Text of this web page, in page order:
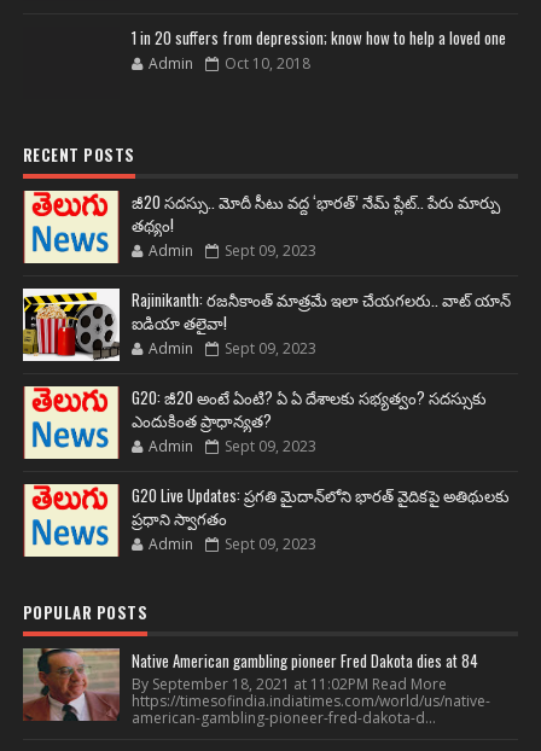
1 in 20 suffers from depression; know how to help a loved one
Admin Oct 10, 2018
RECENT POSTS
జీ20 సదస్సు.. మోదీ సీటు వద్ద ‘భారత్’ నేమ్ ప్లేట్‌.. పేరు మార్పు
తథ్యం!
Admin Sept 09, 2023
Rajinikanth: రజనీకాంత్ మాత్రమే ఇలా చేయగలరు.. వాట్ యాన్
ఐడియా తలైవా!
Admin Sept 09, 2023
G20: జీ20 అంటే ఏంటి? ఏ ఏ దేశాలకు సభ్యత్వం? సదస్సుకు
ఎందుకింత ప్రాధాన్యత?
Admin Sept 09, 2023
G20 Live Updates: ప్రగతి మైదాన్‌లోని భారత్ వైదికపై అతిథులకు
ప్రధాని స్వాగతం
Admin Sept 09, 2023
POPULAR POSTS
Native American gambling pioneer Fred Dakota dies at 84
By September 18, 2021 at 11:02PM Read More
https://timesofindia.indiatimes.com/world/us/native-
american-gambling-pioneer-fred-dakota-d...